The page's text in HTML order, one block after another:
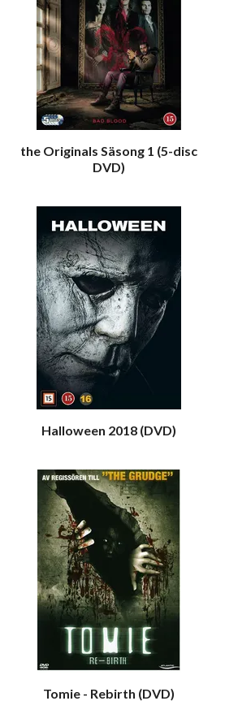
the Originals Säsong 1 (5-disc
DVD)
Halloween 2018 (DVD)
Tomie - Rebirth (DVD)